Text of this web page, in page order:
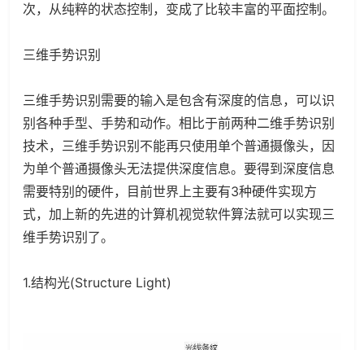
次，从纯粹的状态控制，变成了比较丰富的平面控制。
三维手势识别
三维手势识别需要的输入是包含有深度的信息，可以识
别各种手型、手势和动作。相比于前两种二维手势识别
技术，三维手势识别不能再只使用单个普通摄像头，因
为单个普通摄像头无法提供深度信息。要得到深度信息
需要特别的硬件，目前世界上主要有3种硬件实现方
式，加上新的先进的计算机视觉软件算法就可以实现三
维手势识别了。
1.结构光(Structure Light)